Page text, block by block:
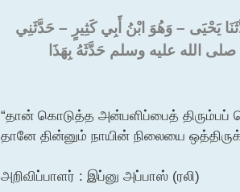
يَحْيَى – وَهُوَ ابْنُ أَبِي كَثِيرٍ – حَدَّثَنِي
الله عليه وسلم حَدَّثَهُ بِهَذَا
“தான் கொடுத்த அன்பளிப்பைத் திரும்பப்
தானே தின்னும் நாயின் நிலையை
அறிவிப்பாளர் : இப்னு அப்பாஸ் (ரலி)